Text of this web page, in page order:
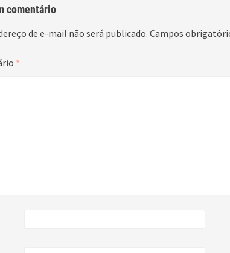
comentário
de e-mail não será publicado. Campos
*